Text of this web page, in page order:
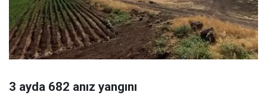
3 ayda 682 anız yangını